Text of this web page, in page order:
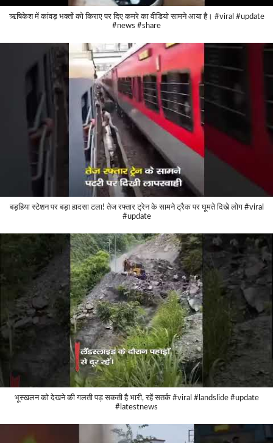
ऋषिकेश में कांवड़ भक्तों को किराए पर दिए कमरे का वीडियो सामने आया है। #viral #update
#news #share
बड़हिया स्टेशन पर बड़ा हादसा टला! तेज रफ्तार ट्रेन के सामने ट्रैक पर घूमते दिखे लोग #viral
#update
भूस्खलन को देखने की गलती पड़ सकती है भारी, रहें सतर्क #viral #landslide #update
#latestnews